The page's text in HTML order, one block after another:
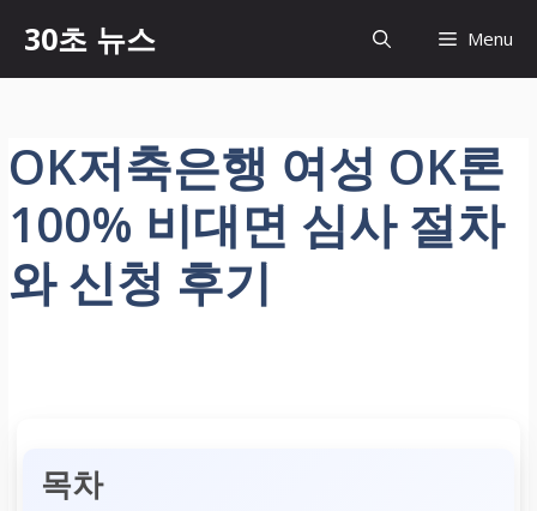
츠
너
기
30초 뉴스 Menu
OK저축은행 여성 OK론
100% 비대면 심사 절차
와 신청 후기
목차